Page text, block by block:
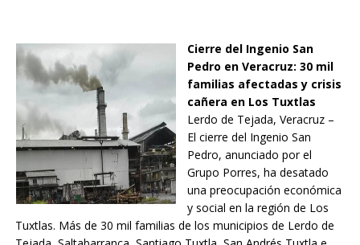
Cierre del Ingenio San
Pedro en Veracruz: 30 mil
familias afectadas y crisis
cañera en Los Tuxtlas
Lerdo de Tejada, Veracruz –
El cierre del Ingenio San
Pedro, anunciado por el
Grupo Porres, ha desatado
una preocupación económica
y social en la región de Los
Tuxtlas. Más de 30 mil familias de los municipios de Lerdo de